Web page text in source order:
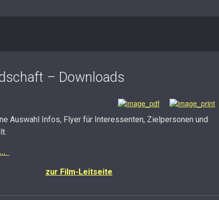
– Downloads
Auswahl Infos, Flyer für Interessenten, Zielpersonen und
..
zur Film-Leitseite